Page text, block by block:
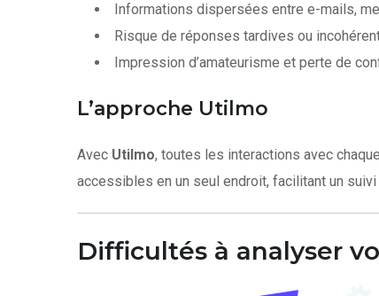
Informations dispersées entre e-mails,
Risque de réponses tardives ou
Impression d’amateurisme et perte de
L’approche Utilmo
Avec Utilmo, toutes les interactions avec
accessibles en un seul endroit, facilitant un
Difficultés à analyser